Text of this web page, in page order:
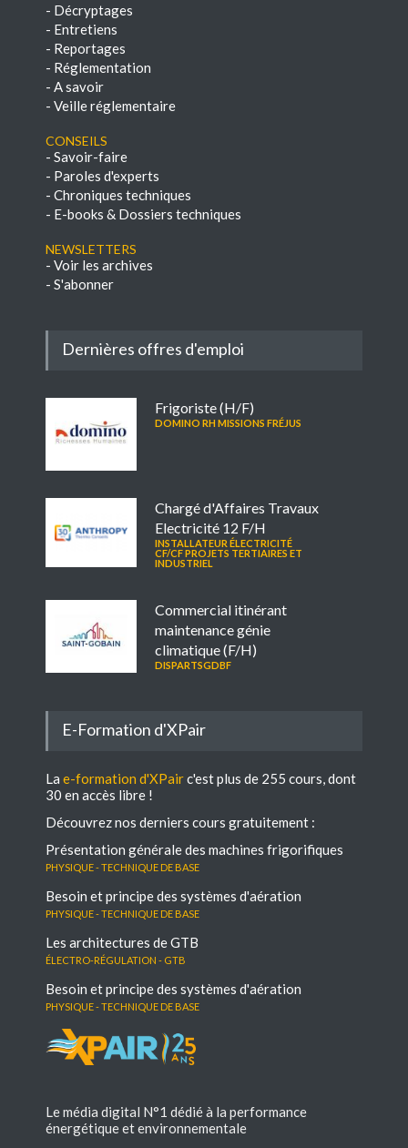
- Décryptages
- Entretiens
- Reportages
- Réglementation
- A savoir
- Veille réglementaire
Conseils
- Savoir-faire
- Paroles d'experts
- Chroniques techniques
- E-books & Dossiers techniques
NEWSLETTERS
- Voir les archives
- S'abonner
Dernières offres d'emploi
Frigoriste (H/F)
DOMINO RH MISSIONS FRÉJUS
Chargé d'Affaires Travaux
Electricité 12 F/H
INSTALLATEUR ÉLECTRICITÉ
CF/CF PROJETS TERTIAIRES ET
INDUSTRIEL
Commercial itinérant
maintenance génie
climatique (F/H)
DISPARTSGDBF
E-Formation d'XPair
La e-formation d'XPairc'est plus de 255 cours, dont
30 en accès libre !
Découvrez nos derniers cours gratuitement :
Présentation générale des machines frigorifiques
Physique - Technique de base
Besoin et principe des systèmes d'aération
Physique - Technique de base
Les architectures de GTB
électro-régulation - GTB
Besoin et principe des systèmes d'aération
Physique - Technique de base
Le média digital N°1 dédié à la performance
énergétique et environnementale